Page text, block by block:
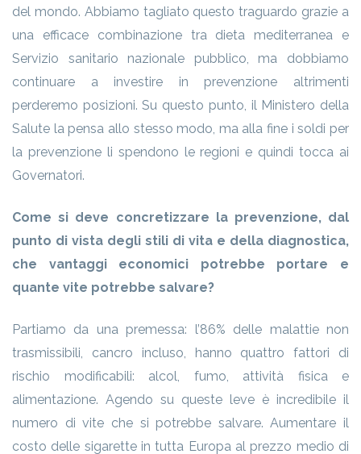
del mondo. Abbiamo tagliato questo traguardo grazie a
una efficace combinazione tra dieta mediterranea e
Servizio sanitario nazionale pubblico, ma dobbiamo
continuare a investire in prevenzione altrimenti
perderemo posizioni. Su questo punto, il Ministero della
Salute la pensa allo stesso modo, ma alla fine i soldi per
la prevenzione li spendono le regioni e quindi tocca ai
Governatori.
Come si deve concretizzare la prevenzione, dal
punto di vista degli stili di vita e della diagnostica,
che vantaggi economici potrebbe portare e
quante vite potrebbe salvare?
Partiamo da una premessa: l’86% delle malattie non
trasmissibili, cancro incluso, hanno quattro fattori di
rischio modificabili: alcol, fumo, attività fisica e
alimentazione. Agendo su queste leve è incredibile il
numero di vite che si potrebbe salvare. Aumentare il
costo delle sigarette in tutta Europa al prezzo medio di